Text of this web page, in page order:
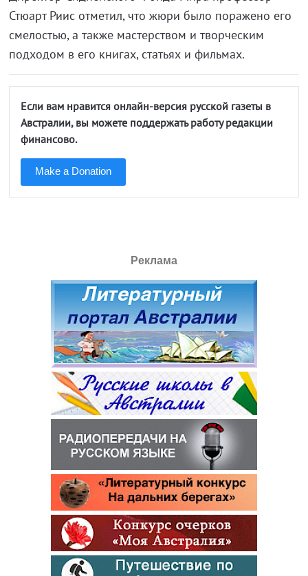
Стюарт Риис отметил, что жюри было поражено его
смелостью, а также мастерством и творческим
подходом в его книгах, статьях и фильмах.
Если вам нравится онлайн-версия русской газеты в
Австралии, вы можете поддержать работу редакции
финансово.
Make a Donation
Реклама